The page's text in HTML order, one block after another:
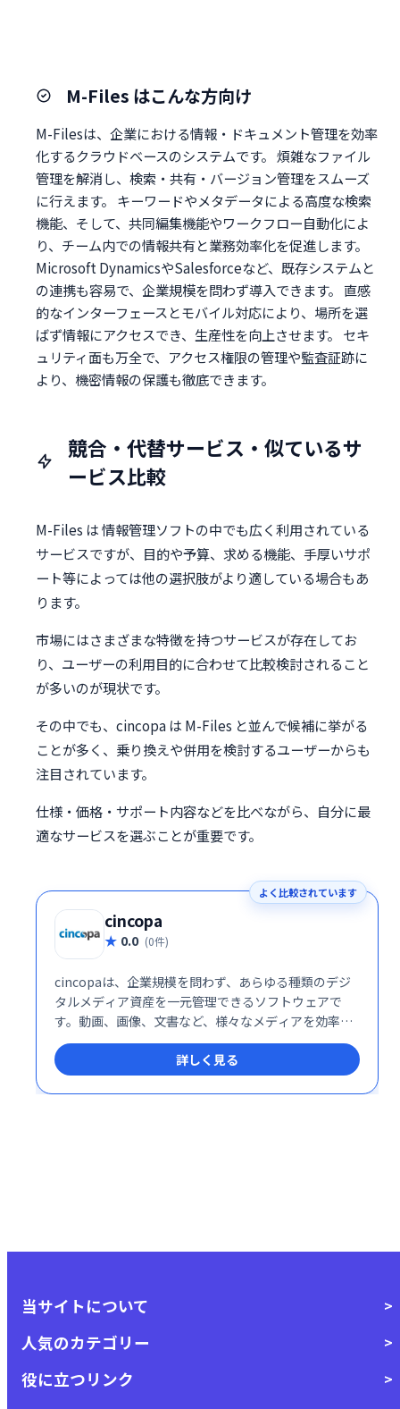
M-Files はこんな方向け
M-Filesは、企業における情報・ドキュメント管理を効率
化するクラウドベースのシステムです。 煩雑なファイル
管理を解消し、検索・共有・バージョン管理をスムーズ
に行えます。 キーワードやメタデータによる高度な検索
機能、そして、共同編集機能やワークフロー自動化によ
り、チーム内での情報共有と業務効率化を促進します。
Microsoft DynamicsやSalesforceなど、既存システムと
の連携も容易で、企業規模を問わず導入できます。 直感
的なインターフェースとモバイル対応により、場所を選
ばず情報にアクセスでき、生産性を向上させます。 セキ
ュリティ面も万全で、アクセス権限の管理や監査証跡に
より、機密情報の保護も徹底できます。
競合・代替サービス・似ているサ
ービス比較
M-Files は 情報管理ソフトの中でも広く利用されている
サービスですが、目的や予算、求める機能、手厚いサポ
ート等によっては他の選択肢がより適している場合もあ
ります。
市場にはさまざまな特徴を持つサービスが存在してお
り、ユーザーの利用目的に合わせて比較検討されること
が多いのが現状です。
その中でも、cincopa は M-Files と並んで候補に挙がる
ことが多く、乗り換えや併用を検討するユーザーからも
注目されています。
仕様・価格・サポート内容などを比べながら、自分に最
適なサービスを選ぶことが重要です。
よく比較されています
cincopa
0.0 (0件)
cincopaは、企業規模を問わず、あらゆる種類のデジ
タルメディア資産を一元管理できるソフトウェアで
す。動画、画像、文書など、様々なメディアを効率的
に管理し、ビジネスの成長を促進します。
詳しく見る
当サイトについて
人気のカテゴリー
役に立つリンク